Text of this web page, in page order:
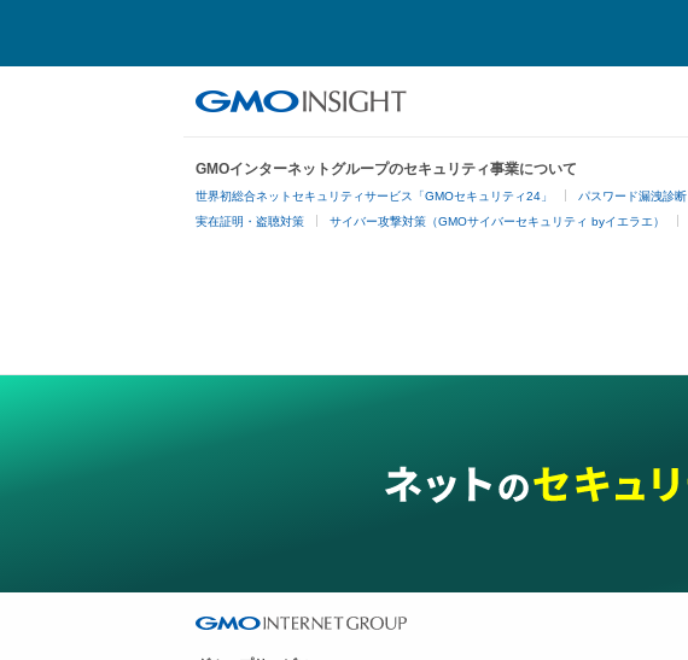
GMOインターネットグループのセキュリティ事業について
世界初総合ネットセキュリティサービス「GMOセキュリティ24」 パスワード漏洩診断
実在証明・盗聴対策 サイバー攻撃対策（GMOサイバーセキュリティ byイエラエ）